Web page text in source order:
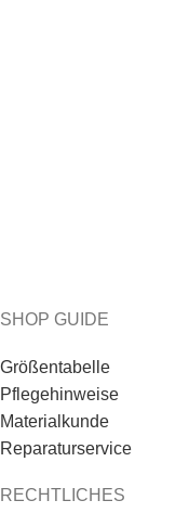
SHOP GUIDE
Größentabelle
Pflegehinweise
Materialkunde
Reparaturservice
RECHTLICHES